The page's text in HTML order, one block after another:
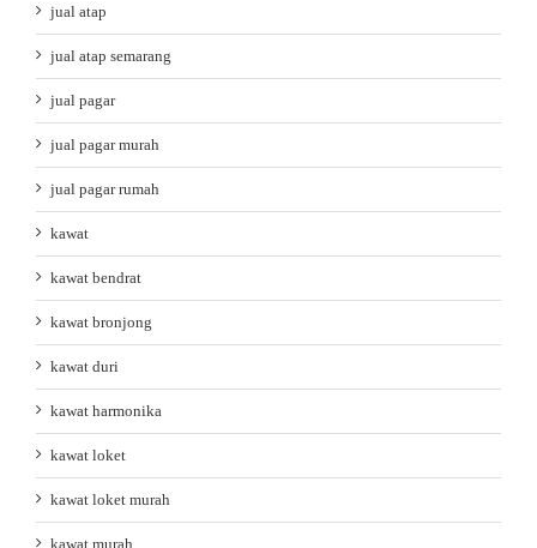
jual atap
jual atap semarang
jual pagar
jual pagar murah
jual pagar rumah
kawat
kawat bendrat
kawat bronjong
kawat duri
kawat harmonika
kawat loket
kawat loket murah
kawat murah